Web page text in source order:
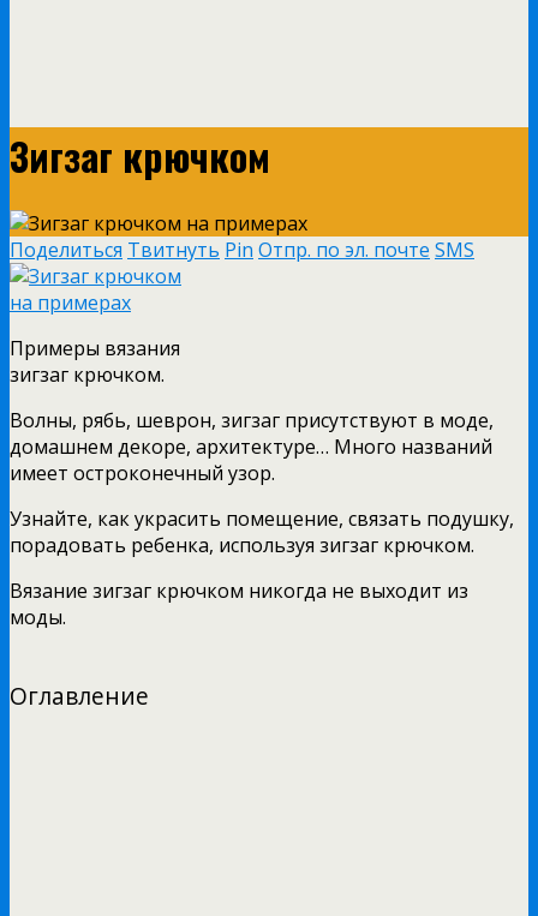
Зигзаг крючком
Поделиться Твитнуть Pin Отпр. по эл. почте SMS
Примеры вязания
зигзаг крючком.
Волны, рябь, шеврон, зигзаг присутствуют в моде,
домашнем декоре, архитектуре… Много названий
имеет остроконечный узор.
Узнайте, как украсить помещение, связать подушку,
порадовать ребенка, используя зигзаг крючком.
Вязание зигзаг крючком никогда не выходит из
моды.
Оглавление